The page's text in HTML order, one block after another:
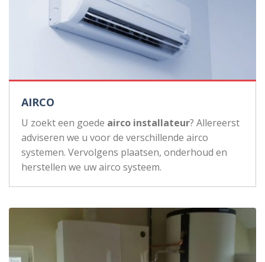
AIRCO
U zoekt een goede airco installateur? Allereerst
adviseren we u voor de verschillende airco
systemen. Vervolgens plaatsen, onderhoud en
herstellen we uw airco systeem.